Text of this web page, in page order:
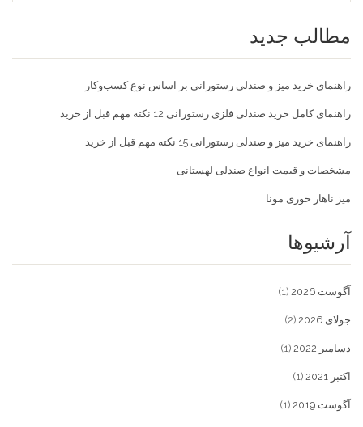
مطالب جدید
راهنمای خرید میز و صندلی رستورانی بر اساس نوع کسب‌و‌کار
راهنمای کامل خرید صندلی فلزی رستورانی 12 نکته مهم قبل از خرید
راهنمای خرید میز و صندلی رستورانی 15 نکته مهم قبل از خرید
مشخصات و قیمت انواع صندلی لهستانی
میز ناهار خوری مونا
آرشیوها
آگوست 2026 (1)
جولای 2026 (2)
دسامبر 2022 (1)
اکتبر 2021 (1)
آگوست 2019 (1)